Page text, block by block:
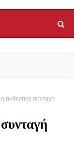
η αυθεντική συνταγή